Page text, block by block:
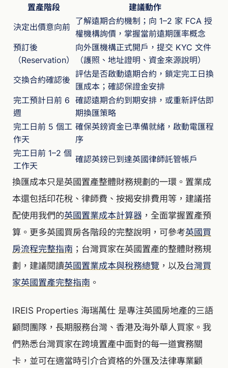
置產階段
建議動作
決定出價意向前
了解遠期合約機制；向 1–2 家 FCA 授
權機構詢價，掌握當前遠期匯率概念
預訂後
（Reservation）
向外匯機構正式開戶，提交 KYC 文件
（護照、地址證明、資金來源說明）
交換合約確認後
評估是否啟動遠期合約，鎖定完工日換
匯成本；確認保證金安排
完工預計日前 6
週
確認遠期合約到期安排，或重新評估即
期換匯策略
完工日前 5 個工
作天
確保英鎊資金已準備就緒，啟動電匯程
序
完工日前 1–2 個
工作天
確認英鎊已到達英國律師託管帳戶
換匯成本只是英國置產整體財務規劃的一環。置業成
本還包括印花稅、律師費、按揭安排費用等，建議搭
配使用我們的英國置業成本計算器 ，全面掌握置產預
算。更多英國買房各階段的完整說明，可參考英國買
房流程完整指南 ；台灣買家在英國置產的整體財務規
劃，建議閱讀英國置業成本與稅務總覽 ，以及台灣買
家英國置產完整指南 。
IREIS Properties 海瑞萬仕 是專注英國房地產的三語
顧問團隊，長期服務台灣、香港及海外華人買家。我
們熟悉台灣買家在跨境置產中面對的每一道實務關
卡，並可在適當時引介合資格的外匯及法律專業顧